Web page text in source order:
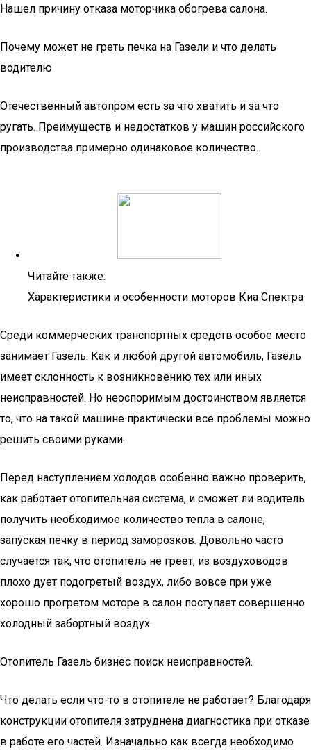
Нашел причину отказа моторчика обогрева салона.
Почему может не греть печка на Газели и что делать
водителю
Отечественный автопром есть за что хватить и за что
ругать. Преимуществ и недостатков у машин российского
производства примерно одинаковое количество.
Читайте также:
Характеристики и особенности моторов Киа Спектра
Среди коммерческих транспортных средств особое место
занимает Газель. Как и любой другой автомобиль, Газель
имеет склонность к возникновению тех или иных
неисправностей. Но неоспоримым достоинством является
то, что на такой машине практически все проблемы можно
решить своими руками.
Перед наступлением холодов особенно важно проверить,
как работает отопительная система, и сможет ли водитель
получить необходимое количество тепла в салоне,
запуская печку в период заморозков. Довольно часто
случается так, что отопитель не греет, из воздуховодов
плохо дует подогретый воздух, либо вовсе при уже
хорошо прогретом моторе в салон поступает совершенно
холодный забортный воздух.
Отопитель Газель бизнес поиск неисправностей.
Что делать если что-то в отопителе не работает? Благодаря
конструкции отопителя затруднена диагностика при отказе
в работе его частей. Изначально как всегда необходимо